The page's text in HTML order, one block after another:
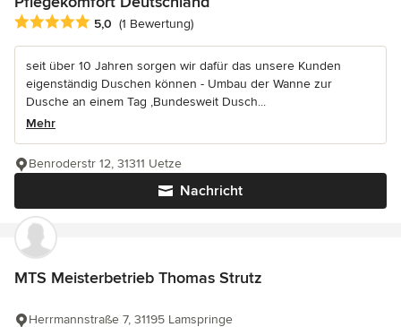
Durchschnittliche Bewertung: 5 von 5 Sternen
5,0 (1 Bewertung)
seit über 10 Jahren sorgen wir dafür das unsere Kunden
eigenständig Duschen können - Umbau der Wanne zur
Dusche an einem Tag ,Bundesweit Dusch...
Mehr
Nachricht
Benroderstr 12, 31311 Uetze
MTS Meisterbetrieb Thomas Strutz
Herrmannstraße 7, 31195 Lamspringe